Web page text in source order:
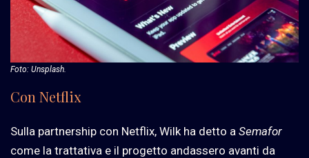
Foto: Unsplash.
Con Netflix
Sulla partnership con Netflix, Wilk ha detto a Semafor
come la trattativa e il progetto andassero avanti da